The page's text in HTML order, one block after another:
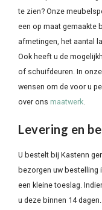
te zien? Onze
een op maat gemaakte
afmetingen, het aantal
Ook heeft u de
of schuifdeuren. In
wensen om de voor u
over ons maatwerk
Levering en
U bestelt bij Kastenn
bezorgen uw bestelling
een kleine toeslag.
u deze binnen 14